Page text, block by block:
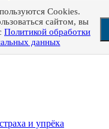
Cookies.
сайтом, вы
Политикой обработки
данных
и упрёка